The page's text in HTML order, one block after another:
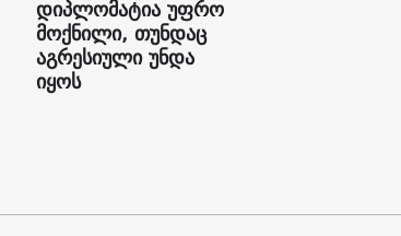
დიპლომატია უფრო
მოქნილი, თუნდაც
აგრესიული უნდა
იყოს